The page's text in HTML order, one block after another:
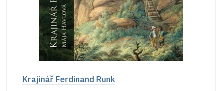
Krajinář Ferdinand Runk